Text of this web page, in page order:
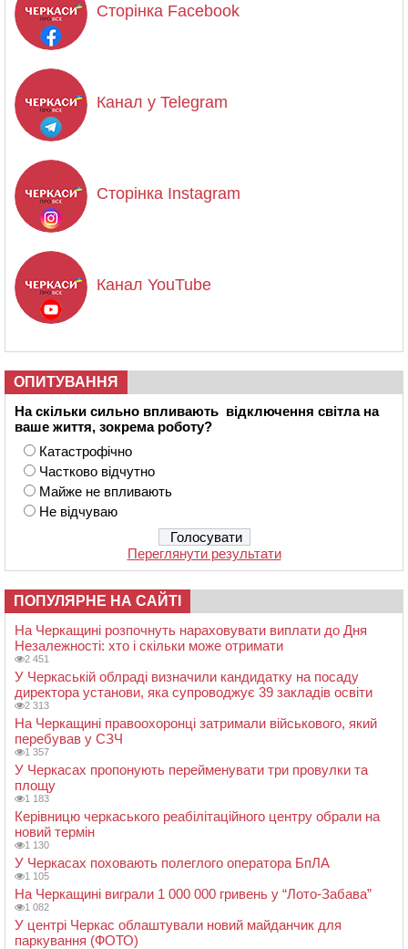
Сторінка Facebook
Канал у Telegram
Сторінка Instagram
Канал YouTube
ОПИТУВАННЯ
На скільки сильно впливають відключення світла на
ваше життя, зокрема роботу?
Катастрофічно
Частково відчутно
Майже не впливають
Не відчуваю
Переглянути результати
ПОПУЛЯРНЕ НА САЙТІ
На Черкащині розпочнуть нараховувати виплати до Дня
Незалежності: хто і скільки може отримати
2 451
У Черкаській облраді визначили кандидатку на посаду
директора установи, яка супроводжує 39 закладів освіти
2 313
На Черкащині правоохоронці затримали військового, який
перебував у СЗЧ
1 357
У Черкасах пропонують перейменувати три провулки та
площу
1 183
Керівницю черкаського реабілітаційного центру обрали на
новий термін
1 130
У Черкасах поховають полеглого оператора БпЛА
1 105
На Черкащині виграли 1 000 000 гривень у “Лото-Забава”
1 082
У центрі Черкас облаштували новий майданчик для
паркування (ФОТО)